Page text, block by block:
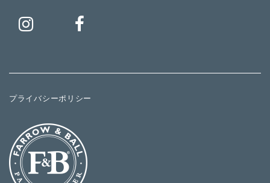
プライバシーポリシー